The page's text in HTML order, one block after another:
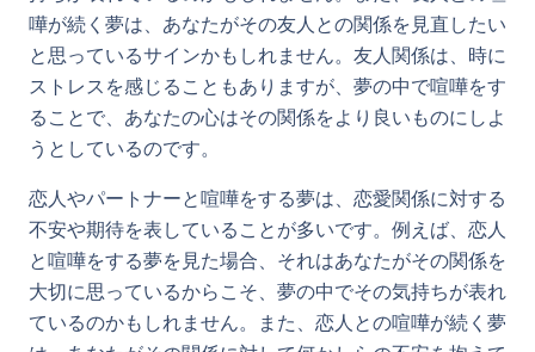
嘩が続く夢は、あなたがその友人との関係を見直したい
と思っているサインかもしれません。友人関係は、時に
ストレスを感じることもありますが、夢の中で喧嘩をす
ることで、あなたの心はその関係をより良いものにしよ
うとしているのです。
恋人やパートナーと喧嘩をする夢は、恋愛関係に対する
不安や期待を表していることが多いです。例えば、恋人
と喧嘩をする夢を見た場合、それはあなたがその関係を
大切に思っているからこそ、夢の中でその気持ちが表れ
ているのかもしれません。また、恋人との喧嘩が続く夢